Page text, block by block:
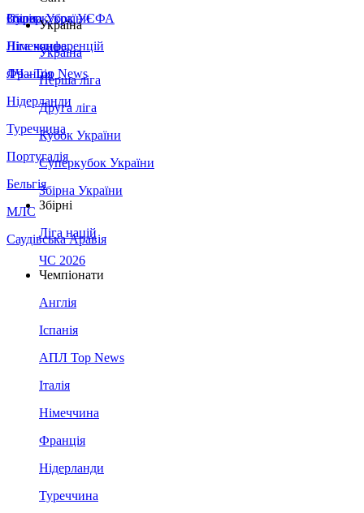
Збірна України
Італія
Німеччина
Франція
Нідерланди
Туреччина
Португалія
Бельгія
МЛС
Саудівська Аравія
Суперкубок УЄФА
Ліга конференцій
ЛЧ - Top News
Україна
Україна
Перша ліга
Друга ліга
Кубок України
Суперкубок України
Збірна України
Збірні
Ліга націй
ЧС 2026
Чемпіонати
Англія
Іспанія
АПЛ Top News
Італія
Німеччина
Франція
Нідерланди
Туреччина